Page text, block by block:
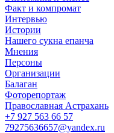
Факт и компромат
Интервью
Истории
Нашего сукна епанча
Мнения
Персоны
Организации
Балаган
Фоторепортаж
Православная Астрахань
+7 927 563 66 57
79275636657@yandex.ru